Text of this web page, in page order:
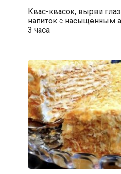
Квас-квасок, вырви
напиток с насыщенным
3 часа